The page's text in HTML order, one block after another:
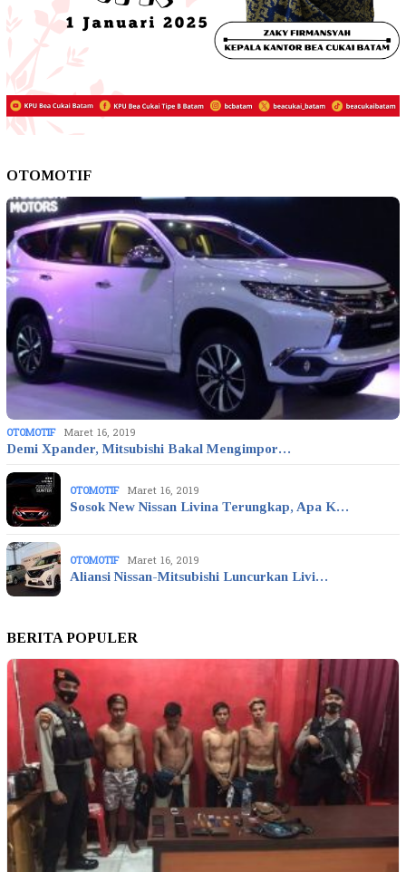
OTOMOTIF
OTOMOTIF Maret 16, 2019
Demi Xpander, Mitsubishi Bakal Mengimpor…
OTOMOTIF Maret 16, 2019
Sosok New Nissan Livina Terungkap, Apa K…
OTOMOTIF Maret 16, 2019
Aliansi Nissan-Mitsubishi Luncurkan Livi…
BERITA POPULER